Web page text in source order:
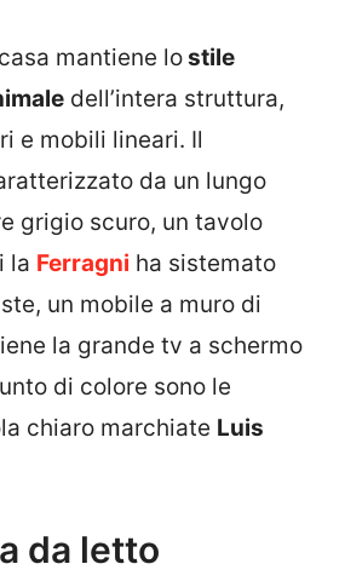
mantiene lostile
dell’intera struttura,
e mobili lineari. Il
da un lungo
grigio scuro, un tavolo
la Ferragni ha sistemato
un mobile a muro di
la grande tv a schermo
di colore sono le
chiaro marchiate Luis
da letto